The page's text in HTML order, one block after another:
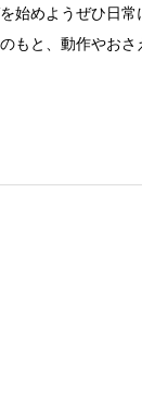
始めようぜひ日
もと、動作やお